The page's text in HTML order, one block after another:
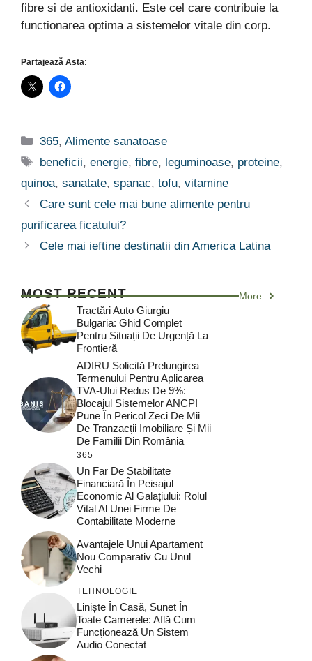
fibre si de antioxidanti. Este cel care contribuie la
functionarea optima a sistemelor vitale din corp.
Partajează Asta:
Categorii
365,Alimente sanatoase
Etichete
beneficii,energie,fibre, leguminoase, proteine,
quinoa, sanatate, spanac, tofu, vitamine
Care sunt cele mai bune alimente pentru
purificarea ficatului?
Cele mai ieftine destinatii din America Latina
MOST RECENT More
Tractări Auto Giurgiu –
Bulgaria: Ghid Complet
Pentru Situații De Urgență La
Frontieră
ADIRU Solicită Prelungirea
Termenului Pentru Aplicarea
TVA-Ului Redus De 9%:
Blocajul Sistemelor ANCPI
Pune În Pericol Zeci De Mii
De Tranzacții Imobiliare Și Mii
De Familii Din România
365
Un Far De Stabilitate
Financiară În Peisajul
Economic Al Galațiului: Rolul
Vital Al Unei Firme De
Contabilitate Moderne
Avantajele Unui Apartament
Nou Comparativ Cu Unul
Vechi
TEHNOLOGIE
Liniște În Casă, Sunet În
Toate Camerele: Află Cum
Funcționează Un Sistem
Audio Conectat